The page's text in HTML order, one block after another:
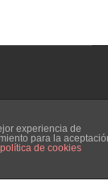
experiencia de
para la
política de cookies